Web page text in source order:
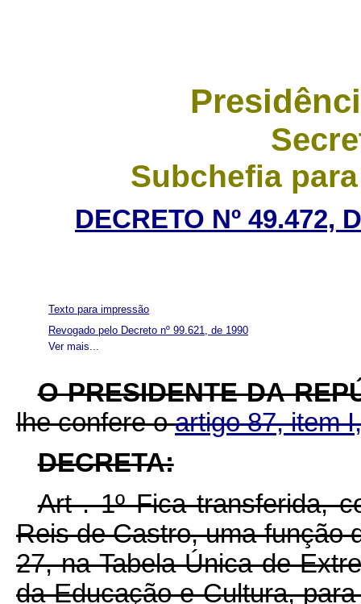
Subchefia
DECRETO Nº 49.472,
Ver mais...
Texto para impressão
Revogado pelo Decreto nº 99.621, de 1990
O PRESIDENTE DA
lhe confere oartigo 87, item
DECRETA:
Art . 1º Fica transferida,
Reis de Castro, uma função
27, na Tabela Única de
da Educação e Cultura,